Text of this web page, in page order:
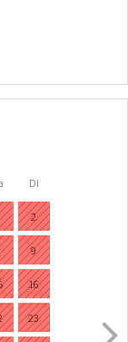
Di
2
9
16
23